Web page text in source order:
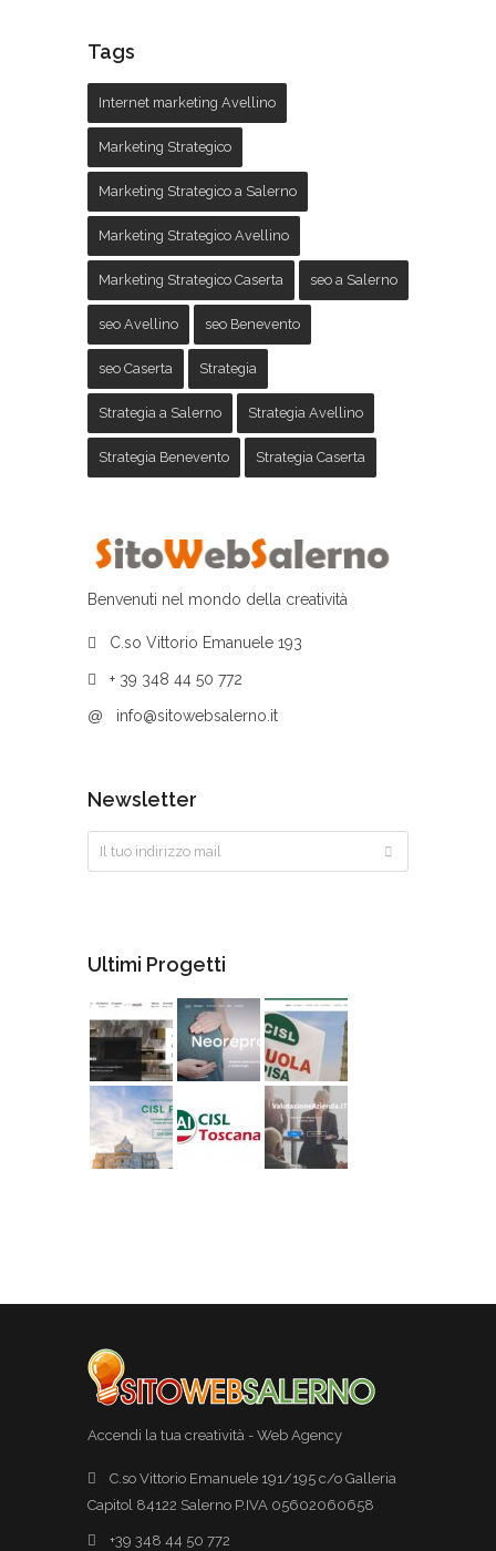
Tags
Internet marketing Avellino
Marketing Strategico
Marketing Strategico a Salerno
Marketing Strategico Avellino
Marketing Strategico Caserta seo a Salerno
seo Avellino seo Benevento
seo Caserta Strategia
Strategia a Salerno Strategia Avellino
Strategia Benevento Strategia Caserta
Benvenuti nel mondo della creatività
C.so Vittorio Emanuele 193
+ 39 348 44 50 772
@ info@sitowebsalerno.it
Newsletter
Ultimi Progetti
Accendi la tua creatività - Web Agency
C.so Vittorio Emanuele 191/195 c/o Galleria
Capitol 84122 Salerno P.IVA 05602060658
+39 348 44 50 772